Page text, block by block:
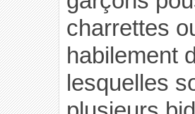
charrettes
habilement
lesquelles